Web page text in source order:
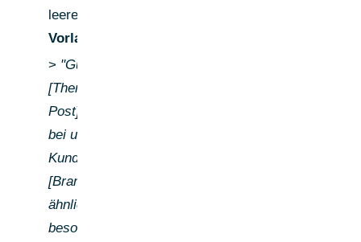
leere Bestätigung.
Vorlage:
> "Guter Punkt zur
[Thema aus dem
Post]. Wir sehen
bei unseren
Kunden im
[Branche]-Bereich
ähnliches —
besonders wenn